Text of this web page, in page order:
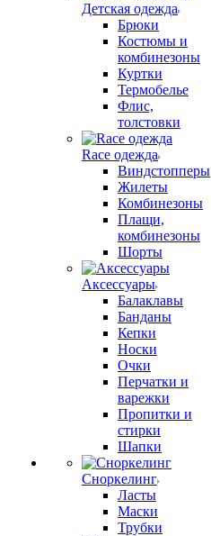
Детская одежда
Брюки
Костюмы и
комбинезоны
Куртки
Термобелье
Флис,
толстовки
Race одежда
Виндстопперы
Жилеты
Комбинезоны
Плащи,
комбинезоны
Шорты
Аксессуары
Балаклавы
Банданы
Кепки
Носки
Очки
Перчатки и
варежки
Пропитки и
стирки
Шапки
Сноркелинг
Ласты
Маски
Трубки